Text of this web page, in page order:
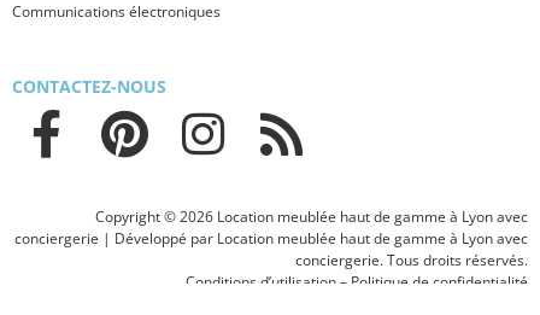
Communications électroniques
CONTACTEZ-NOUS
Copyright © 2026 Location meublée haut de gamme à Lyon avec
conciergerie | Développé par Location meublée haut de gamme à Lyon avec
conciergerie. Tous droits réservés.
Conditions d’utilisation– Politique de confidentialité